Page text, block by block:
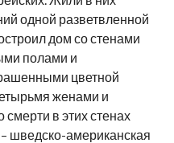
одной разветвленной
дом со стенами
полами и
цветной
женами и
смерти в этих стенах
шведско-американская